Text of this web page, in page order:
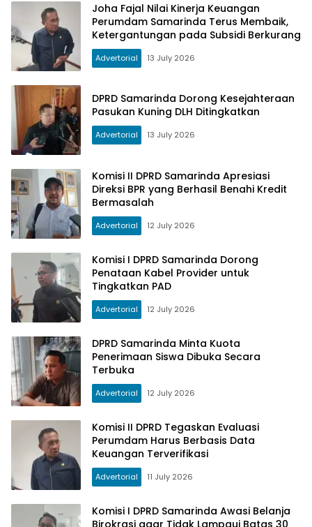
Joha Fajal Nilai Kinerja Keuangan
Perumdam Samarinda Terus Membaik,
Ketergantungan pada Subsidi Berkurang
Advertorial 13 July 2026
DPRD Samarinda Dorong Kesejahteraan
Pasukan Kuning DLH Ditingkatkan
Advertorial 13 July 2026
Komisi II DPRD Samarinda Apresiasi
Direksi BPR yang Berhasil Benahi Kredit
Bermasalah
Advertorial 12 July 2026
Komisi I DPRD Samarinda Dorong
Penataan Kabel Provider untuk
Tingkatkan PAD
Advertorial 12 July 2026
DPRD Samarinda Minta Kuota
Penerimaan Siswa Dibuka Secara
Terbuka
Advertorial 12 July 2026
Komisi II DPRD Tegaskan Evaluasi
Perumdam Harus Berbasis Data
Keuangan Terverifikasi
Advertorial 11 July 2026
Komisi I DPRD Samarinda Awasi Belanja
Birokrasi agar Tidak Lampaui Batas 30